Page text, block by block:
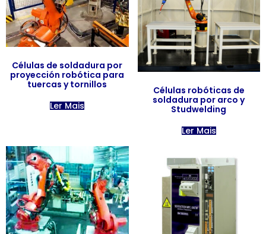
Células de soldadura por
proyección robótica para
tuercas y tornillos
Ler Mais
Células robóticas de
soldadura por arco y
Studwelding
Ler Mais